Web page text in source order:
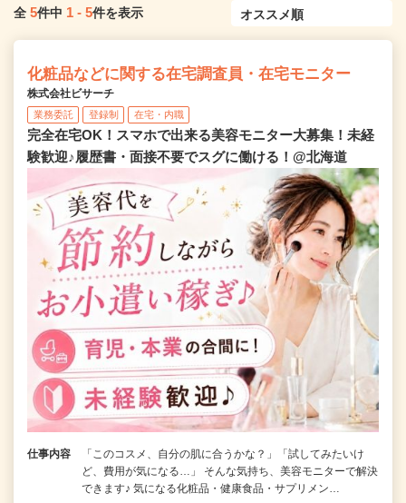
全 5件中 1 - 5件を表示
化粧品などに関する在宅調査員・在宅モニター
株式会社ビサーチ
業務委託 登録制 在宅・内職
完全在宅OK！スマホで出来る美容モニター大募集！未経
験歓迎♪履歴書・面接不要でスグに働ける！@北海道
仕事内容
「このコスメ、自分の肌に合うかな？」「試してみたいけ
ど、費用が気になる…」 そんな気持ち、美容モニターで解決
できます♪ 気になる化粧品・健康食品・サプリメン…